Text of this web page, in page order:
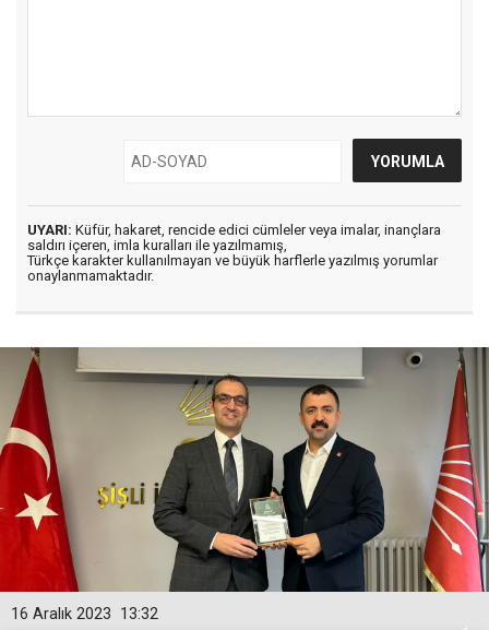
UYARI: Küfür, hakaret, rencide edici cümleler veya imalar, inançlara
saldırı içeren, imla kuralları ile yazılmamış,
Türkçe karakter kullanılmayan ve büyük harflerle yazılmış yorumlar
onaylanmamaktadır.
13:32
16 Aralık 2023